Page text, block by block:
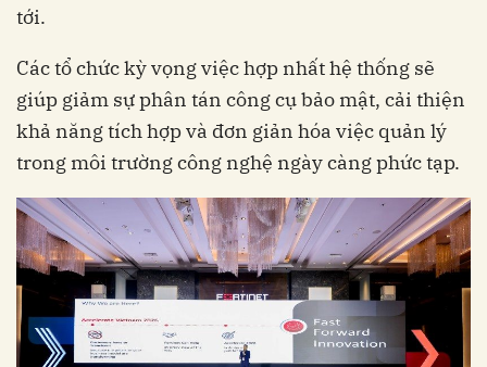
tới.
Các tổ chức kỳ vọng việc hợp nhất hệ thống sẽ
giúp giảm sự phân tán công cụ bảo mật, cải thiện
khả năng tích hợp và đơn giản hóa việc quản lý
trong môi trường công nghệ ngày càng phức tạp.